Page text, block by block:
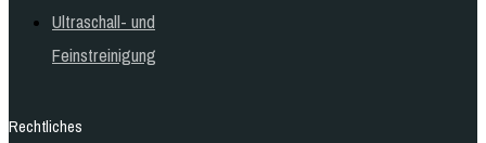
Ultraschall- und
Feinstreinigung
Rechtliches